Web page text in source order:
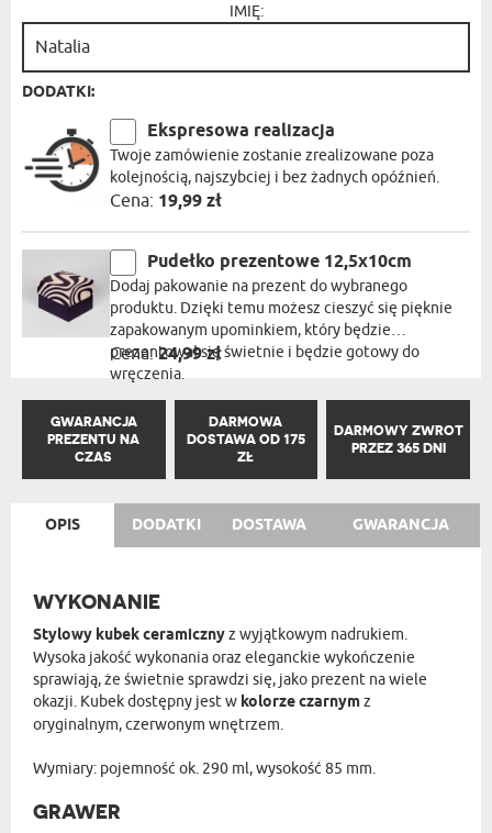
IMIĘ:
DODATKI:
Ekspresowa realizacja
Twoje zamówienie zostanie zrealizowane poza
kolejnością, najszybciej i bez żadnych opóźnień.
Cena: 19,99 zł
Pudełko prezentowe 12,5x10cm
Dodaj pakowanie na prezent do wybranego
produktu. Dzięki temu możesz cieszyć się pięknie
zapakowanym upominkiem, który będzie
prezentował się świetnie i będzie gotowy do
wręczenia.
Cena:24,99 zł
GWARANCJA
PREZENTU NA
CZAS
DARMOWA
DOSTAWA OD 175
ZŁ
DARMOWY ZWROT
PRZEZ 365 DNI
OPIS DODATKI DOSTAWA GWARANCJA
WYKONANIE
Stylowy kubek ceramicznyz wyjątkowym nadrukiem.
Wysoka jakość wykonania oraz eleganckie wykończenie
sprawiają, że świetnie sprawdzi się, jako prezent na wiele
okazji. Kubek dostępny jest w kolorze czarnymz
oryginalnym, czerwonym wnętrzem.
Wymiary: pojemność ok. 290 ml, wysokość 85 mm.
GRAWER